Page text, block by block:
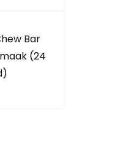
Bar
(24